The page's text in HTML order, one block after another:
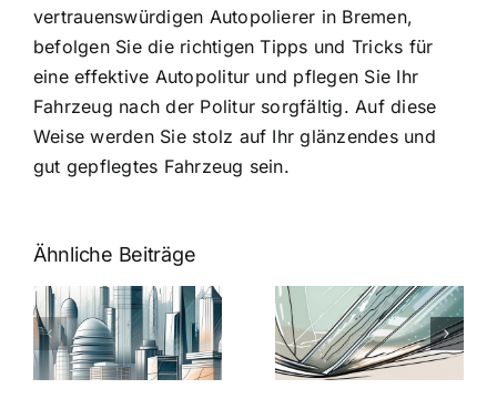
vertrauenswürdigen Autopolierer in Bremen,
befolgen Sie die richtigen Tipps und Tricks für
eine effektive Autopolitur und pflegen Sie Ihr
Fahrzeug nach der Politur sorgfältig. Auf diese
Weise werden Sie stolz auf Ihr glänzendes und
gut gepflegtes Fahrzeug sein.
Ähnliche Beiträge
5 Gründe,
warum
Nanoversiegelung
auf Glas
7
Expertentipps
für maximale